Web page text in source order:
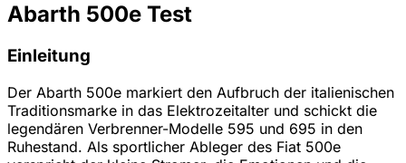
Abarth 500e Test
Einleitung
Der Abarth 500e markiert den Aufbruch der italienischen
Traditionsmarke in das Elektrozeitalter und schickt die
legendären Verbrenner-Modelle 595 und 695 in den
Ruhestand. Als sportlicher Ableger des Fiat 500e